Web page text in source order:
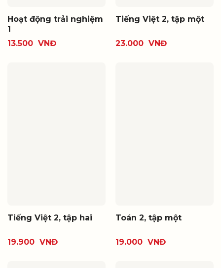
Hoạt động trải nghiệm
1
13.500 VNĐ
Tiếng Việt 2, tập một
23.000 VNĐ
Tiếng Việt 2, tập hai
19.900 VNĐ
Toán 2, tập một
19.000 VNĐ